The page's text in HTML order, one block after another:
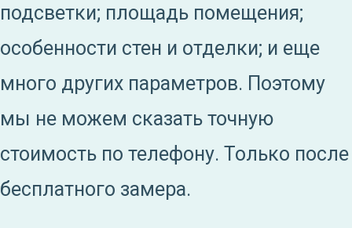
подсветки; площадь помещения;
особенности стен и отделки; и еще
много других параметров. Поэтому
мы не можем сказать точную
стоимость по телефону. Только после
бесплатного замера.